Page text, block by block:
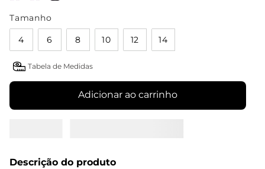
Tamanho
4 6 8 10 12 14
Tabela de Medidas
Adicionar ao carrinho
Descrição do produto